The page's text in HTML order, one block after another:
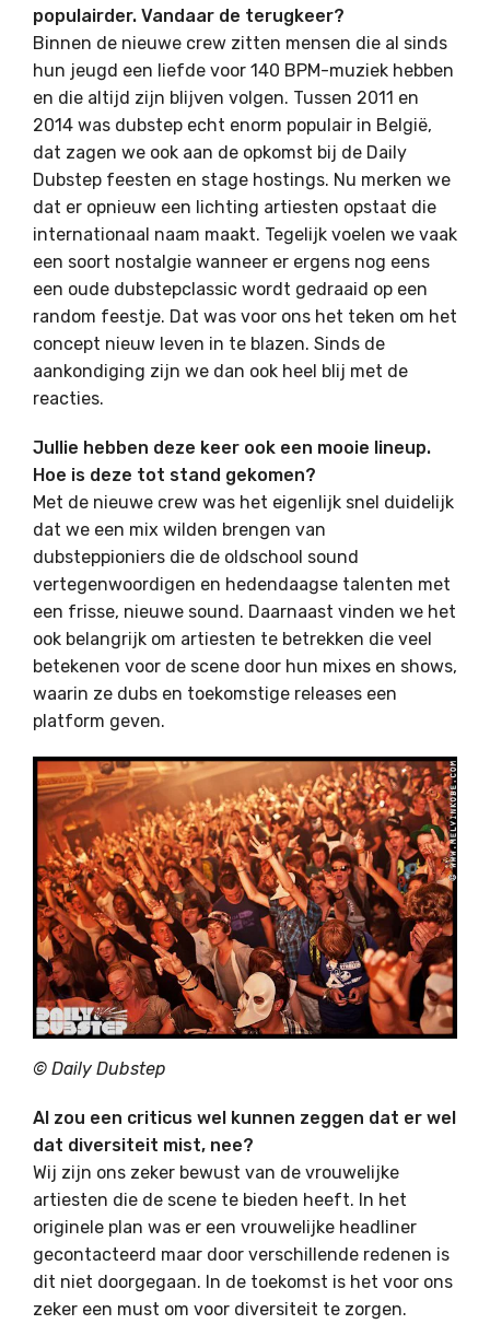
populairder. Vandaar de terugkeer?
Binnen de nieuwe crew zitten mensen die al sinds
hun jeugd een liefde voor 140 BPM-muziek hebben
en die altijd zijn blijven volgen. Tussen 2011 en
2014 was dubstep echt enorm populair in België,
dat zagen we ook aan de opkomst bij de Daily
Dubstep feesten en stage hostings. Nu merken we
dat er opnieuw een lichting artiesten opstaat die
internationaal naam maakt. Tegelijk voelen we vaak
een soort nostalgie wanneer er ergens nog eens
een oude dubstepclassic wordt gedraaid op een
random feestje. Dat was voor ons het teken om het
concept nieuw leven in te blazen. Sinds de
aankondiging zijn we dan ook heel blij met de
reacties.
Jullie hebben deze keer ook een mooie lineup.
Hoe is deze tot stand gekomen?
Met de nieuwe crew was het eigenlijk snel duidelijk
dat we een mix wilden brengen van
dubsteppioniers die de oldschool sound
vertegenwoordigen en hedendaagse talenten met
een frisse, nieuwe sound. Daarnaast vinden we het
ook belangrijk om artiesten te betrekken die veel
betekenen voor de scene door hun mixes en shows,
waarin ze dubs en toekomstige releases een
platform geven.
© Daily Dubstep
Al zou een criticus wel kunnen zeggen dat er wel
dat diversiteit mist, nee?
Wij zijn ons zeker bewust van de vrouwelijke
artiesten die de scene te bieden heeft. In het
originele plan was er een vrouwelijke headliner
gecontacteerd maar door verschillende redenen is
dit niet doorgegaan. In de toekomst is het voor ons
zeker een must om voor diversiteit te zorgen.